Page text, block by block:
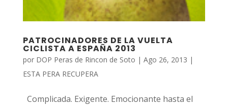
PATROCINADORES DE LA VUELTA
CICLISTA A ESPAÑA 2013
por DOP Peras de Rincon de Soto | Ago 26, 2013 |
ESTA PERA RECUPERA
Complicada. Exigente. Emocionante hasta el